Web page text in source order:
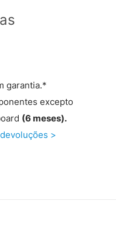
garantia.*
excepto
(6 meses).
>